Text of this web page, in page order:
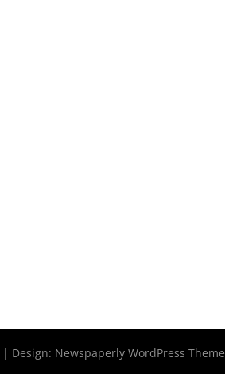
| Design: Newspaperly WordPress Theme